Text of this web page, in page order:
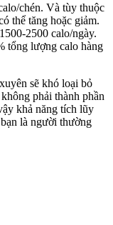
chén. Và tùy thuộc
thể tăng hoặc giảm.
2500 calo/ngày.
tổng lượng calo hàng
sẽ khó loại bỏ
phải thành phần
khả năng tích lũy
là người thường